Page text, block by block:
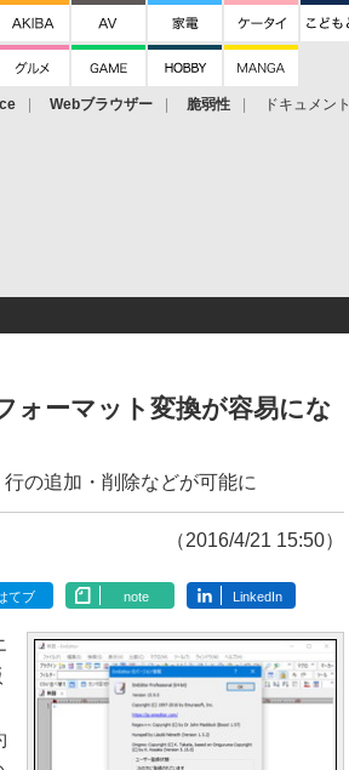
Webブラウザー 脆弱性 ドキュメント
ォーマット変換が容易にな
の追加・削除などが可能に
（2016/4/21 15:50）
てブ note LinkedIn